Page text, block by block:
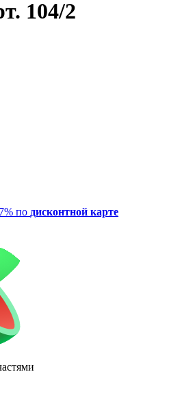
104/2
по дисконтной карте